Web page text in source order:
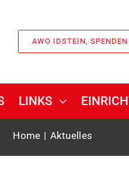
AWO IDSTEIN,
LINKS
Home Aktuelles